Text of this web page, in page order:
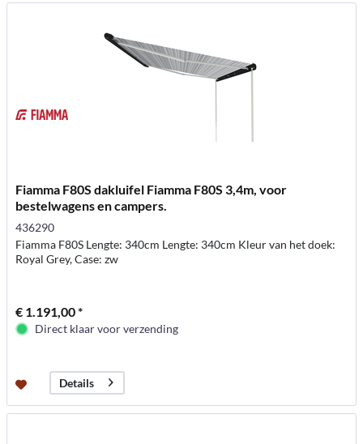
Fiamma F80S dakluifel Fiamma F80S 3,4m, voor
bestelwagens en campers.
436290
Fiamma F80S Lengte: 340cm Lengte: 340cm Kleur van het doek:
Royal Grey, Case: zw
€ 1.191,00 *
Direct klaar voor verzending
Details